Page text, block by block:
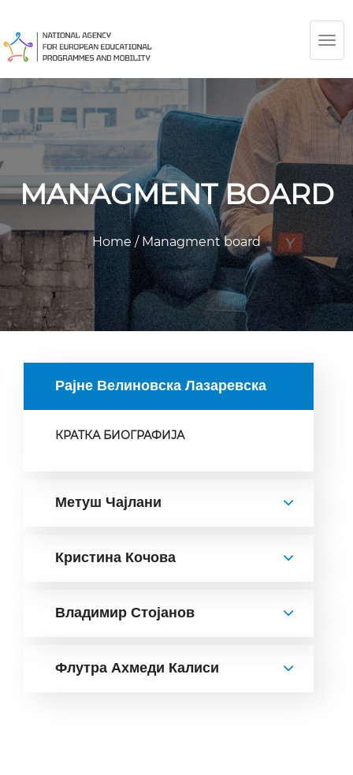
MANAGMENT BOARD
Home /Managment board
Рајне Велиновска Лазаревска
КРАТКА БИОГРАФИЈА
Метуш Чајлани
Кристина Кочова
Владимир Стојанов
Флутра Ахмеди Калиси